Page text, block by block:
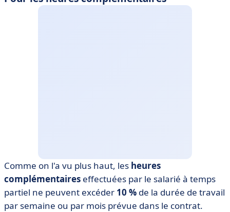
Comme on l'a vu plus haut, les heures
complémentaires effectuées par le salarié à temps
partiel ne peuvent excéder 10 % de la durée de travail
par semaine ou par mois prévue dans le contrat.